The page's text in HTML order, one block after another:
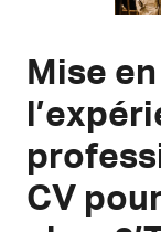
Mise
CV